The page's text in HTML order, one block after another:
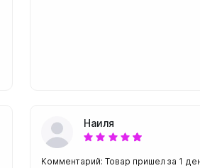
Наиля
Комментарий: Товар пришел за 1